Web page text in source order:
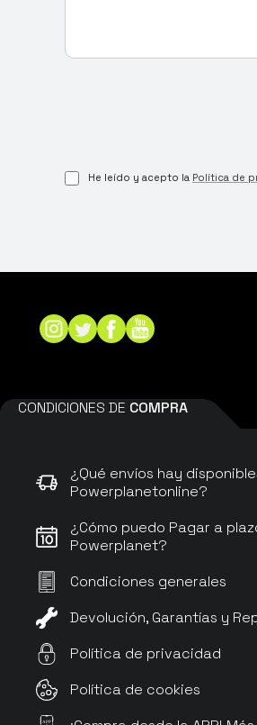
He leído y acepto la Política de
CONDICIONES DE COMPRA
¿Qué envíos hay
Powerplanetonline?
¿Cómo puedo Pagar a
Powerplanet?
Condiciones generales
Devolución, Garantías y
Política de privacidad
Política de cookies
APP